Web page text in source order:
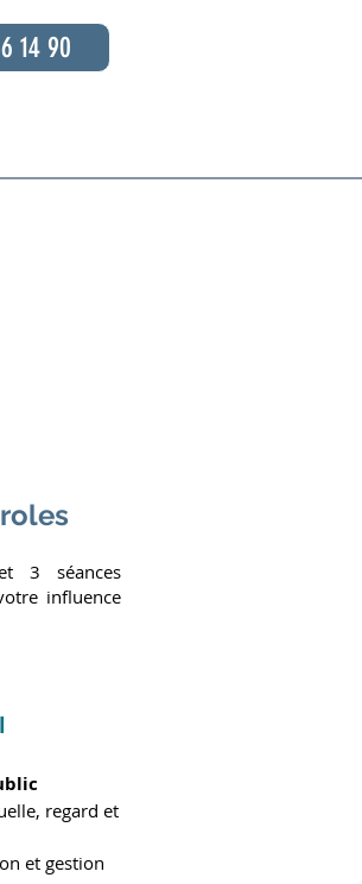
14 90
3 séances
influence
regard et
et gestion